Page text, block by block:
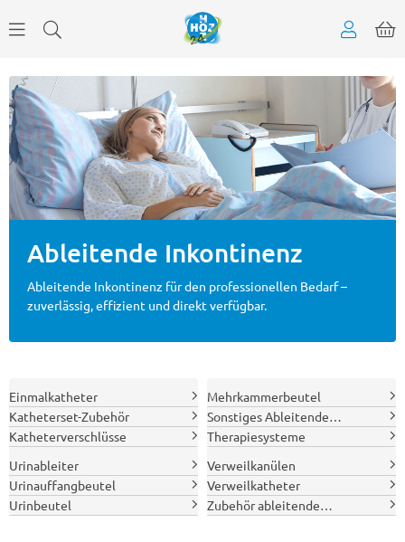
Ableitende Inkontinenz
Ableitende Inkontinenz für den professionellen Bedarf –
zuverlässig, effizient und direkt verfügbar.
Einmalkatheter
Katheterset-Zubehör
Katheterverschlüsse
Mehrkammerbeutel
Sonstiges Ableitende
Inkontinenz
Therapiesysteme
Urinableiter
Urinauffangbeutel
Urinbeutel
Verweilkanülen
Verweilkatheter
Zubehör ableitende